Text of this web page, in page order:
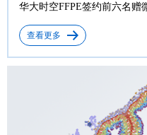
华大时空FFPE签约前六名赠
查看更多